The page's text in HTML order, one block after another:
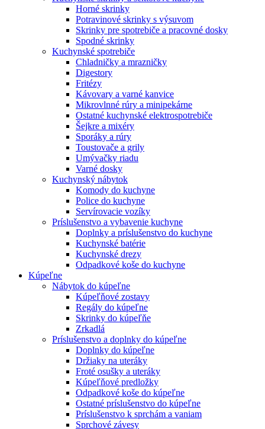
Horné skrinky
Potravinové skrinky s výsuvom
Skrinky pre spotrebiče a pracovné dosky
Spodné skrinky
Kuchynské spotrebiče
Chladničky a mrazničky
Digestory
Fritézy
Kávovary a varné kanvice
Mikrovlnné rúry a minipekárne
Ostatné kuchynské elektrospotrebiče
Šejkre a mixéry
Sporáky a rúry
Toustovače a grily
Umývačky riadu
Varné dosky
Kuchynský nábytok
Komody do kuchyne
Police do kuchyne
Servírovacie vozíky
Príslušenstvo a vybavenie kuchyne
Doplnky a príslušenstvo do kuchyne
Kuchynské batérie
Kuchynské drezy
Odpadkové koše do kuchyne
Kúpeľne
Nábytok do kúpeľne
Kúpeľňové zostavy
Regály do kúpeľne
Skrinky do kúpeľňe
Zrkadlá
Príslušenstvo a doplnky do kúpeľne
Doplnky do kúpeľne
Držiaky na uteráky
Froté osušky a uteráky
Kúpeľňové predložky
Odpadkové koše do kúpeľne
Ostatné príslušenstvo do kúpeľne
Príslušenstvo k sprchám a vaniam
Sprchové závesy